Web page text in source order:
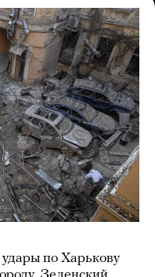
по Харькову